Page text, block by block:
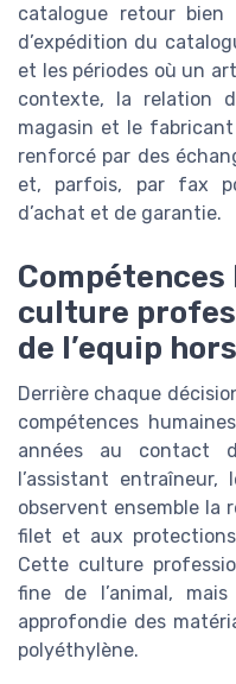
catalogue retour
d’expédition du
et les périodes où un
contexte, la relation
magasin et le
renforcé par des
et, parfois, par fax
d’achat et de garantie.
culture
de l’equip
Derrière chaque
compétences
années au contact
l’assistant
observent ensemble la
filet et aux
Cette culture
fine de l’animal,
approfondie des
polyéthylène.